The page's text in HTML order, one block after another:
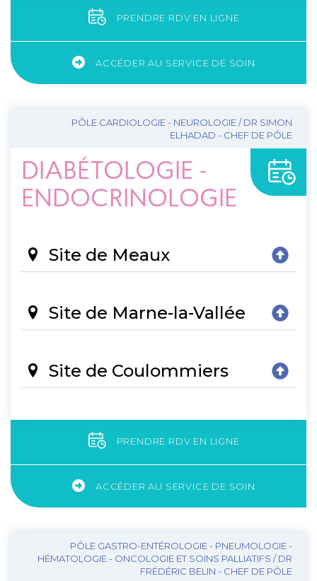
PRENDRE RDV EN LIGNE
ACCÉDER AU SERVICE DE SOIN
PÔLE CARDIOLOGIE - NEUROLOGIE / DR SIMON
ELHADAD - CHEF DE PÔLE
DIABÉTOLOGIE -
ENDOCRINOLOGIE
Site de Meaux
Site de Marne-la-Vallée
Site de Coulommiers
PRENDRE RDV EN LIGNE
ACCÉDER AU SERVICE DE SOIN
PÔLE GASTRO-ENTÉROLOGIE - PNEUMOLOGIE -
HÉMATOLOGIE - ONCOLOGIE ET SOINS PALLIATIFS / DR
FRÉDÉRIC BELIN - CHEF DE PÔLE